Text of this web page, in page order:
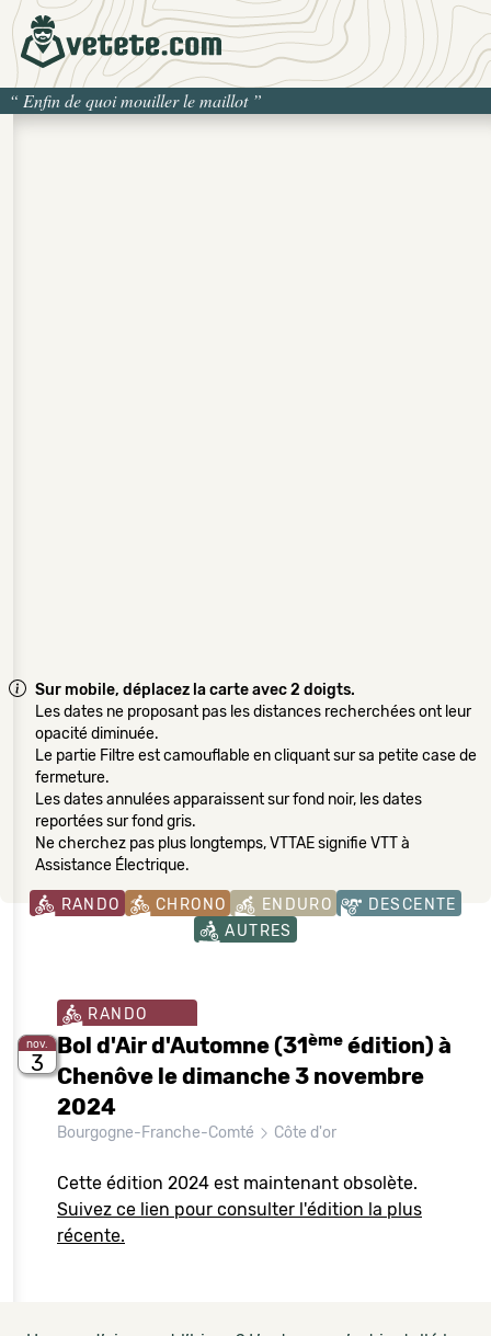
“ Enfin de quoi mouiller le maillot”
Sur mobile, déplacez la carte avec 2 doigts.
Les dates ne proposant pas les distances recherchées ont leur
opacité diminuée.
Le partie Filtre est camouflable en cliquant sur sa petite case de
fermeture.
Les dates annulées apparaissent sur fond noir, les dates
reportées sur fond gris.
Ne cherchez pas plus longtemps, VTTAE signifie VTT à
Assistance Électrique.
RANDO CHRONO ENDURO
DESCENTE
AUTRES
nov.
3
RANDO
Bol d'Air d'Automne (31ème édition) à
Chenôve le dimanche 3 novembre
2024
Bourgogne-Franche-Comté Côte d'or
Cette édition 2024 est maintenant obsolète.
Suivez ce lien pour consulter l'édition la plus
récente.